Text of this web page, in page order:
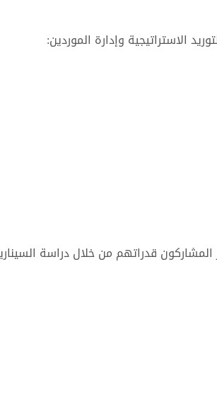
الاستراتيجية وإدارة الموردين:
المشاركون قدراتهم من خلال دراسة